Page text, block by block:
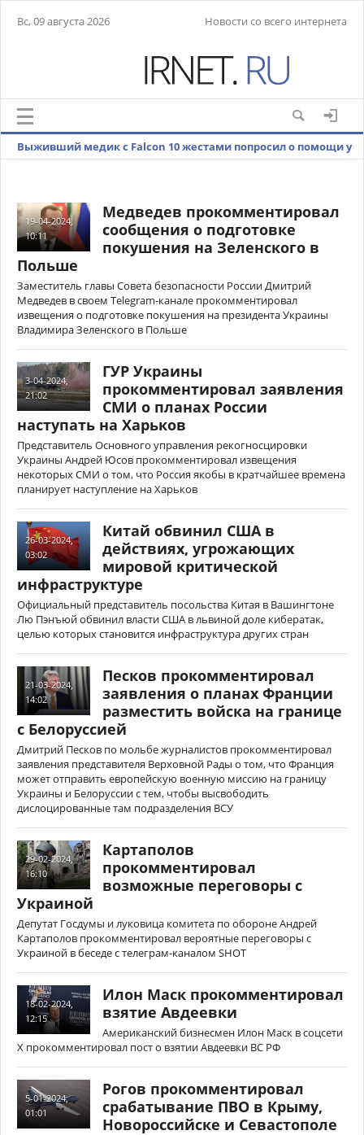
Вс, 09 августа 2026 Новости со всего интернета
Выживший медик с Falcon 10 жестами попросил о помощи у
19-04-2024,
10:11
Медведев прокомментировал
сообщения о подготовке
покушения на Зеленского в
Польше
Заместитель главы Совета безопасности России Дмитрий
Медведев в своем Telegram-канале прокомментировал
извещения о подготовке покушения на президента Украины
Владимира Зеленского в Польше
3-04-2024,
21:02
ГУР Украины
прокомментировал заявления
СМИ о планах России
наступать на Харьков
Представитель Основного управления рекогносцировки
Украины Андрей Юсов прокомментировал извещения
некоторых СМИ о том, что Россия якобы в кратчайшее времена
планирует наступление на Харьков
26-03-2024,
03:02
Китай обвинил США в
действиях, угрожающих
мировой критической
инфраструктуре
Официальный представитель посольства Китая в Вашингтоне
Лю Пэнъюй обвинил власти США в львиной доле кибератак,
целью которых становится инфраструктура других стран
21-03-2024,
14:02
Песков прокомментировал
заявления о планах Франции
разместить войска на границе
с Белоруссией
Дмитрий Песков по мольбе журналистов прокомментировал
заявления представителя Верховной Рады о том, что Франция
может отправить европейскую военную миссию на границу
Украины и Белоруссии с тем, чтобы высвободить
дислоцированные там подразделения ВСУ
29-02-2024,
16:10
Картаполов
прокомментировал
возможные переговоры с
Украиной
Депутат Госдумы и луковица комитета по обороне Андрей
Картаполов прокомментировал вероятные переговоры с
Украиной в беседе с телеграм-каналом SHOT
18-02-2024,
12:15
Илон Маск прокомментировал
взятие Авдеевки
Американский бизнесмен Илон Маск в соцсети
X прокомментировал пост о взятии Авдеевки ВС РФ
5-01-2024,
01:01
Рогов прокомментировал
срабатывание ПВО в Крыму,
Новороссийске и Севастополе